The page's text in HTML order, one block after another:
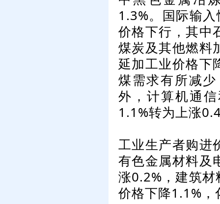
1.3%。国际输
价格下行，其中
煤炭及其他燃料
延加工业价格下
煤需求有所减
外，计算机通
1.1%转为上涨
工业生产者购进
有色金属材料及
涨0.2%，建筑
价格下降1.1%